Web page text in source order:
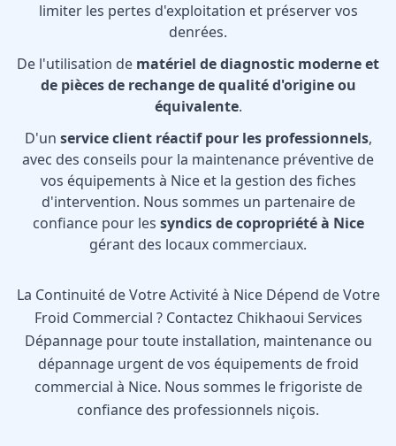
limiter les pertes d'exploitation et préserver vos
denrées.
De l'utilisation de matériel de diagnostic moderne et
de pièces de rechange de qualité d'origine ou
équivalente.
D'un service client réactif pour les professionnels,
avec des conseils pour la maintenance préventive de
vos équipements à Nice et la gestion des fiches
d'intervention. Nous sommes un partenaire de
confiance pour les syndics de copropriété à Nice
gérant des locaux commerciaux.
La Continuité de Votre Activité à Nice Dépend de Votre
Froid Commercial ? Contactez Chikhaoui Services
Dépannage pour toute installation, maintenance ou
dépannage urgent de vos équipements de froid
commercial à Nice. Nous sommes le frigoriste de
confiance des professionnels niçois.